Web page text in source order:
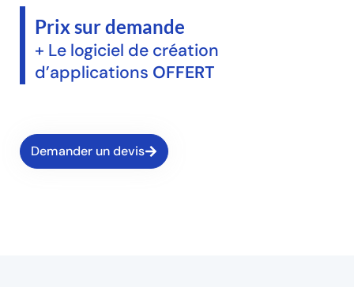
Prix sur demande
+ Le logiciel de création
d’applications OFFERT
Demander un devis